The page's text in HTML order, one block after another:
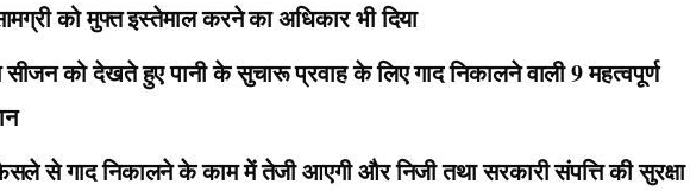
को मुफ्त इस्तेमाल करने का अधिकार भी दिया
को देखते हुए पानी के सुचारू प्रवाह के लिए गाद निकालने वाली 9 महत्वपूर्ण
से गाद निकालने के काम में तेजी आएगी और निजी तथा सरकारी संपत्ति की सुरक्षा